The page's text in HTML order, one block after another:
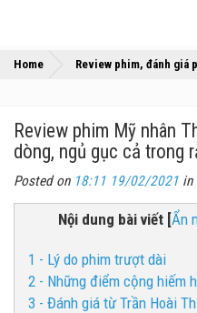
Home Review phim, đánh giá
Review phim Mỹ nhân
dòng, ngủ gục cả trong
Posted on 18:11 19/02/2021 in
Nội dung bài viết[Ẩn
1 - Lý do phim trượt dài
2 - Những điểm cộng hiếm
3 - Đánh giá từ Trần Hoài